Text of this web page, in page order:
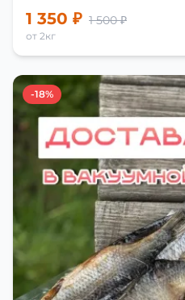
1 350 ₽ 1 500 ₽
от 2кг
-18%